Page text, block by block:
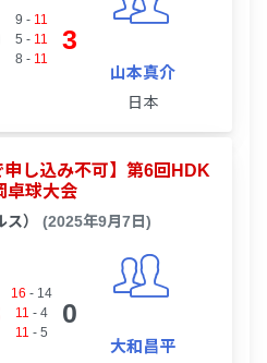
9 - 11
5 - 11
8 - 11
3
山本真介
日本
し込み不可】第6回HDK
卓球大会
） (2025年9月7日)
16 - 14
11 - 4
11 - 5
0
大和昌平